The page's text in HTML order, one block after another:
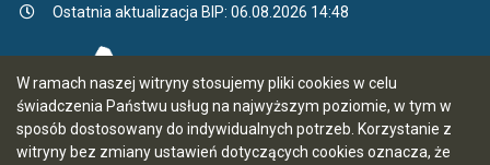
W ramach naszej witryny stosujemy pliki cookies w celu
świadczenia Państwu usług na najwyższym poziomie, w tym w
sposób dostosowany do indywidualnych potrzeb. Korzystanie z
witryny bez zmiany ustawień dotyczących cookies oznacza, że
Ostatnia aktualizacja BIP: 06.08.2026 14:48